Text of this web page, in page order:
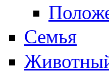
Семья